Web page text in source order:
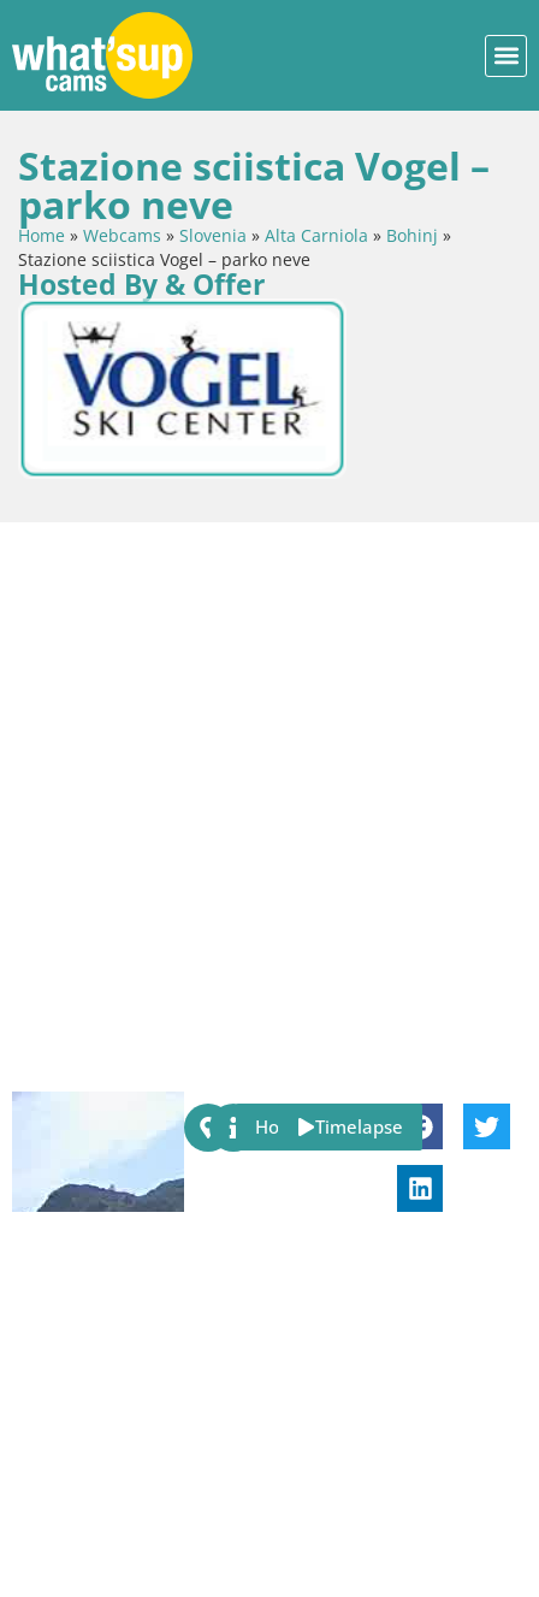
Stazione sciistica Vogel –
parko neve
Home » Webcams » Slovenia » Alta Carniola » Bohinj »
Stazione sciistica Vogel – parko neve
Hosted By & Offer
Share:
Host Timelapse